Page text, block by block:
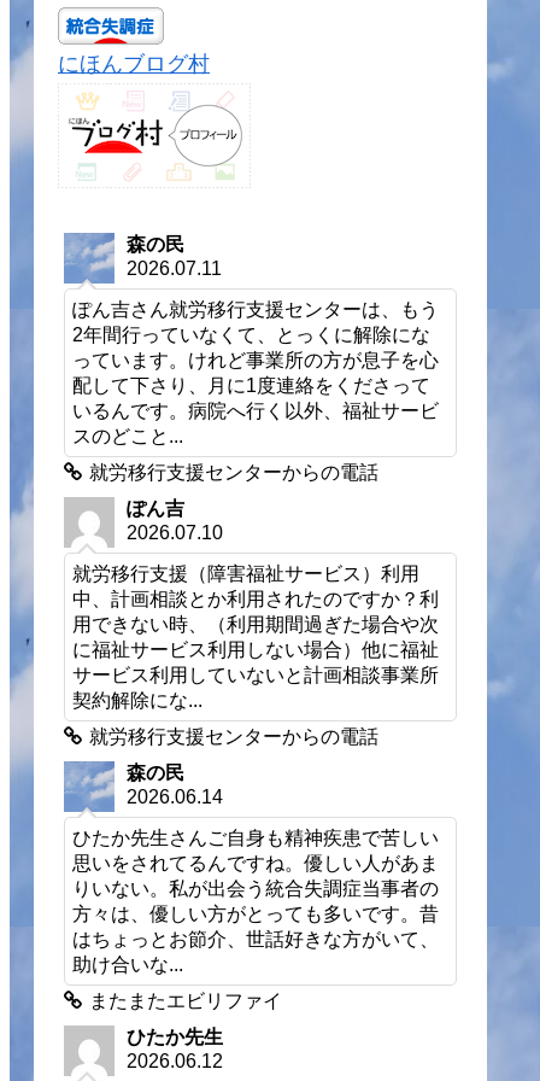
にほんブログ村
森の民
2026.07.11
ぽん吉さん就労移行支援センターは、もう
2年間行っていなくて、とっくに解除にな
っています。けれど事業所の方が息子を心
配して下さり、月に1度連絡をくださって
いるんです。病院へ行く以外、福祉サービ
スのどこと...
就労移行支援センターからの電話
ぽん吉
2026.07.10
就労移行支援（障害福祉サービス）利用
中、計画相談とか利用されたのですか？利
用できない時、（利用期間過ぎた場合や次
に福祉サービス利用しない場合）他に福祉
サービス利用していないと計画相談事業所
契約解除にな...
就労移行支援センターからの電話
森の民
2026.06.14
ひたか先生さんご自身も精神疾患で苦しい
思いをされてるんですね。優しい人があま
りいない。私が出会う統合失調症当事者の
方々は、優しい方がとっても多いです。昔
はちょっとお節介、世話好きな方がいて、
助け合いな...
またまたエビリファイ
ひたか先生
2026.06.12